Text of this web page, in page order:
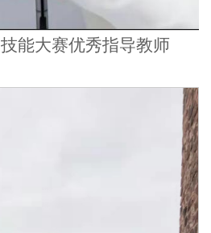
技能大赛优秀指导教师